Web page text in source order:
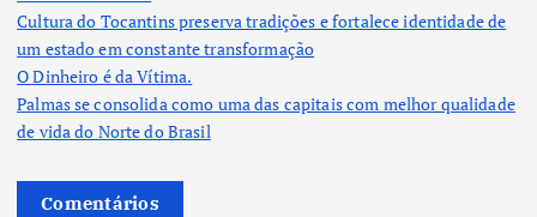
Cultura do Tocantins preserva tradições e fortalece identidade de
um estado em constante transformação
O Dinheiro é da Vítima.
Palmas se consolida como uma das capitais com melhor qualidade
de vida do Norte do Brasil
Comentários